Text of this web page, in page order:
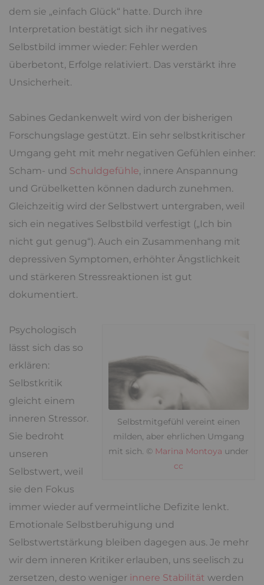
dem sie „einfach Glück“ hatte. Durch ihre
Interpretation bestätigt sich ihr negatives
Selbstbild immer wieder: Fehler werden
überbetont, Erfolge relativiert. Das verstärkt ihre
Unsicherheit.
Sabines Gedankenwelt wird von der bisherigen
Forschungslage gestützt. Ein sehr selbstkritischer
Umgang geht mit mehr negativen Gefühlen einher:
Scham- und Schuldgefühle, innere Anspannung
und Grübelketten können dadurch zunehmen.
Gleichzeitig wird der Selbstwert untergraben, weil
sich ein negatives Selbstbild verfestigt („Ich bin
nicht gut genug“). Auch ein Zusammenhang mit
depressiven Symptomen, erhöhter Ängstlichkeit
und stärkeren Stressreaktionen ist gut
dokumentiert.
Selbstmitgefühl vereint einen
milden, aber ehrlichen Umgang
mit sich. © Marina Montoya under
cc
Psychologisch
lässt sich das so
erklären:
Selbstkritik
gleicht einem
inneren Stressor.
Sie bedroht
unseren
Selbstwert, weil
sie den Fokus
immer wieder auf vermeintliche Defizite lenkt.
Emotionale Selbstberuhigung und
Selbstwertstärkung bleiben dagegen aus. Je mehr
wir dem inneren Kritiker erlauben, uns seelisch zu
zersetzen, desto weniger innere Stabilität werden